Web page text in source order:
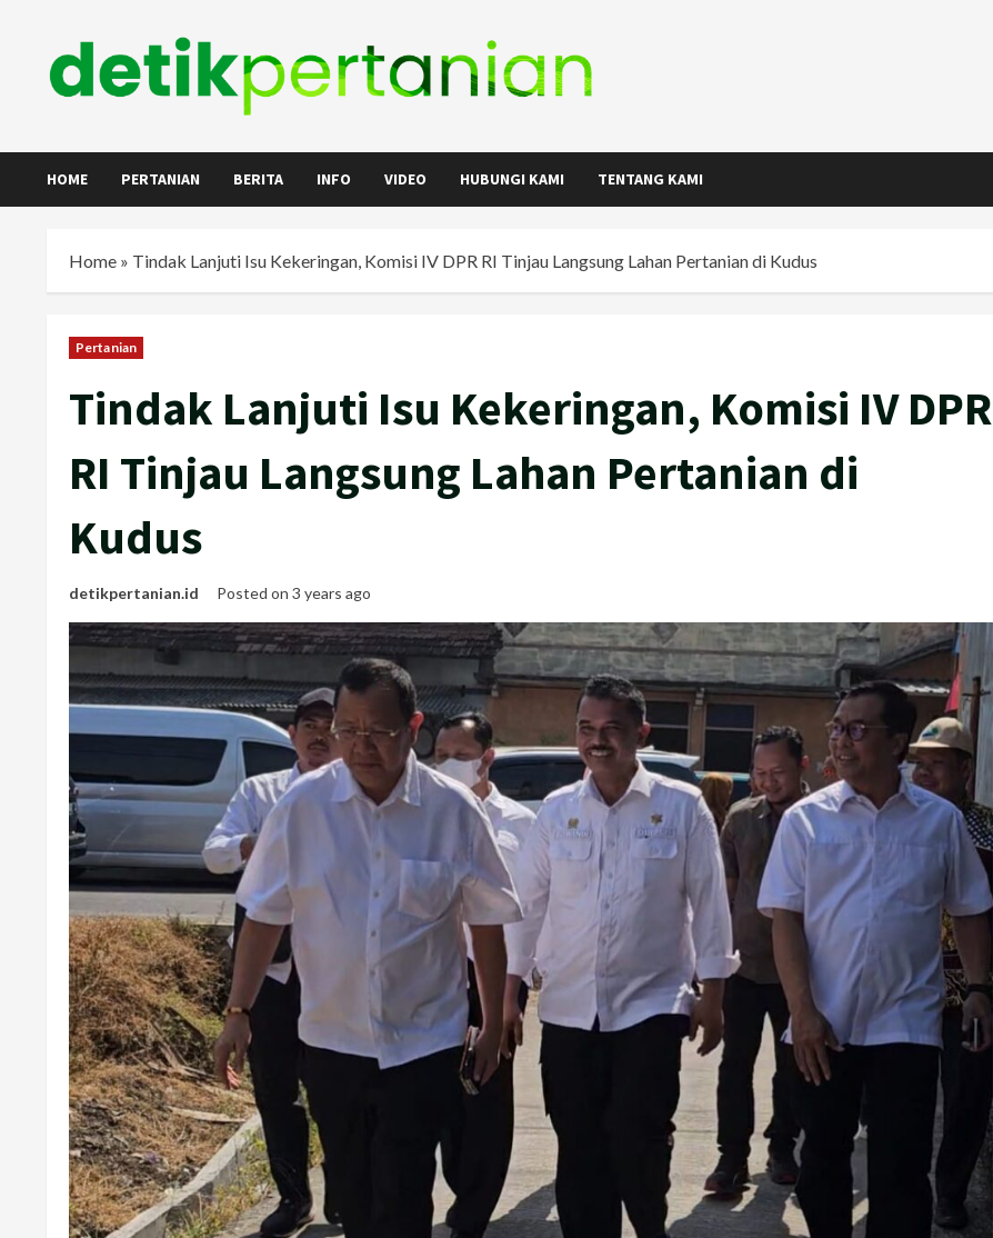
content
HOME PERTANIAN BERITA INFO VIDEO HUBUNGI KAMI TENTANG KAMI
Home » Tindak Lanjuti Isu Kekeringan, Komisi IV DPR RI Tinjau Langsung Lahan Pertanian di Kudus
Pertanian
Tindak Lanjuti Isu Kekeringan, Komisi IV DPR
RI Tinjau Langsung Lahan Pertanian di
Kudus
detikpertanian.id Posted on 3 years ago